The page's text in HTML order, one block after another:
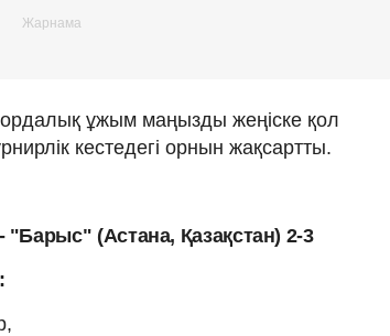
ұжым маңызды жеңіске қол
кестедегі орнын жақсартты.
(Астана, Қазақстан) 2-3